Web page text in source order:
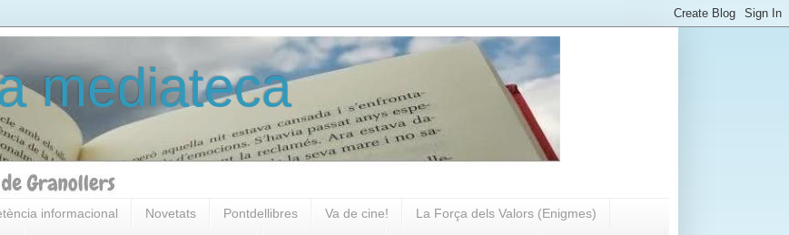
mediateca
informacional Novetats Pontdellibres Va de cine! La Força dels Valors (Enigmes)